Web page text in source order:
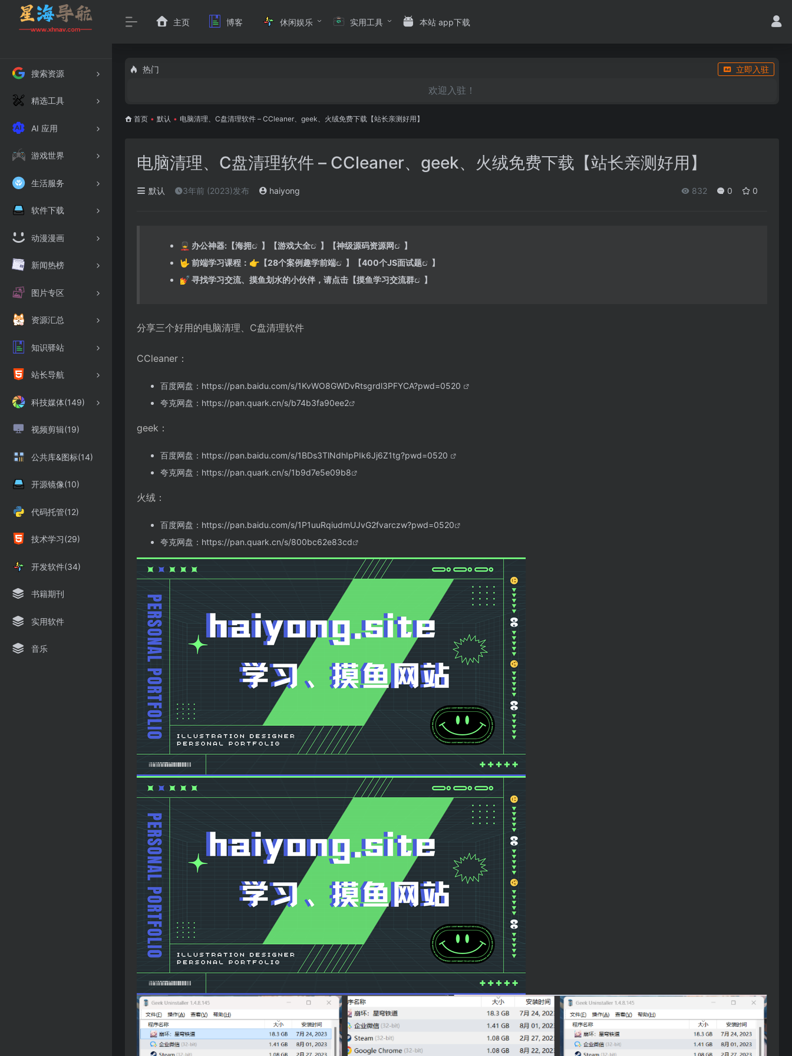
搜索资源
精选工具
AI 应用
游戏世界
生活服务
软件下载
动漫漫画
新闻热榜
图片专区
资源汇总
知识驿站
站长导航
科技媒体(149)
视频剪辑(19)
公共库&图标(14)
开源镜像(10)
代码托管(12)
技术学习(29)
开发软件(34)
书籍期刊
实用软件
音乐
主页 博客 休闲娱乐 实用工具 本站 app下载
热门 立即入驻
欢迎入驻！
首页 • 默认 • 电脑清理、C盘清理软件 – CCleaner、geek、火绒免费下载【站长亲测好用】
电脑清理、C盘清理软件 – CCleaner、geek、火绒免费下载【站长亲测好用】
默认 3年前 (2023)发布 haiyong 832 0 0
💂 办公神器:【海拥 】【游戏大全 】【神级源码资源网
】
🤟 前端学习课程：👉【28个案例趣学前端 】【400个JS面试题
】
💅 寻找学习交流、摸鱼划水的小伙伴，请点击【摸鱼学习交流群 】
分享三个好用的电脑清理、C盘清理软件
CCleaner：
百度网盘： https://pan.baidu.com/s/1KvWO8GWDvRtsgrdl3PFYCA?pwd=0520
夸克网盘： https://pan.quark.cn/s/b74b3fa90ee2
geek：
百度网盘： https://pan.baidu.com/s/1BDs3TlNdhIpPIk6Jj6Z1tg?pwd=0520
夸克网盘： https://pan.quark.cn/s/1b9d7e5e09b8
火绒：
百度网盘： https://pan.baidu.com/s/1P1uuRqiudmUJvG2fvarczw?pwd=0520
夸克网盘： https://pan.quark.cn/s/800bc62e83cd